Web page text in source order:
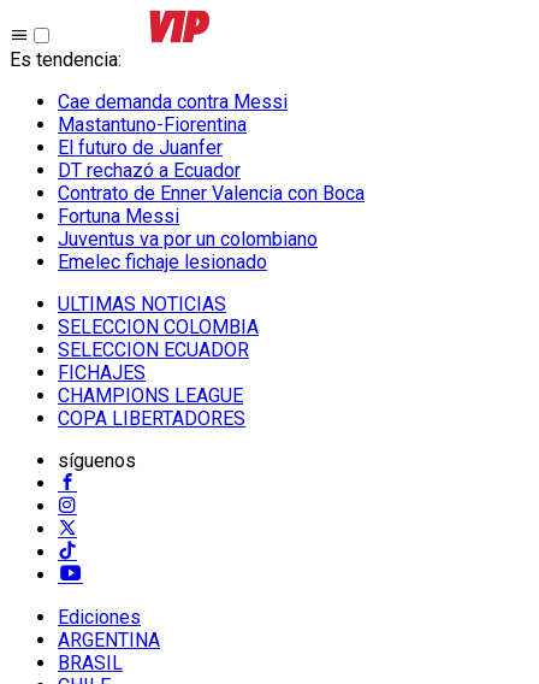
Es tendencia:
Cae demanda contra Messi
Mastantuno-Fiorentina
El futuro de Juanfer
DT rechazó a Ecuador
Contrato de Enner Valencia con Boca
Fortuna Messi
Juventus va por un colombiano
Emelec fichaje lesionado
ULTIMAS NOTICIAS
SELECCION COLOMBIA
SELECCION ECUADOR
FICHAJES
CHAMPIONS LEAGUE
COPA LIBERTADORES
síguenos
Ediciones
ARGENTINA
BRASIL